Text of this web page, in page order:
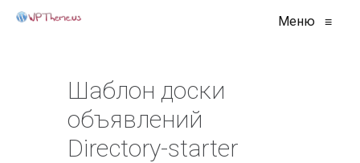
Меню ≡
Шаблон доски
объявлений
Directory-starter